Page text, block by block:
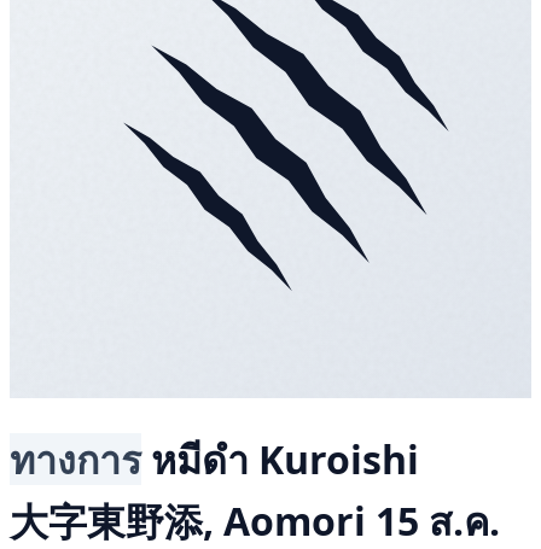
ทางการ หมีดำ Kuroishi
大字東野添, Aomori 15 ส.ค.